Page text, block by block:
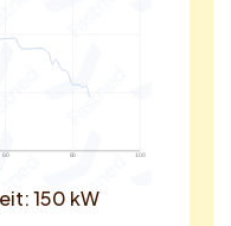
60 80 100
150 kW